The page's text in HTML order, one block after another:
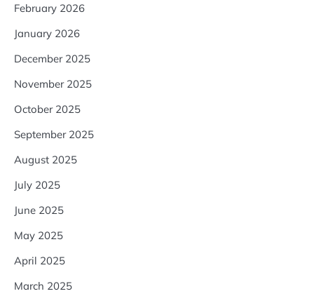
February 2026
January 2026
December 2025
November 2025
October 2025
September 2025
August 2025
July 2025
June 2025
May 2025
April 2025
March 2025